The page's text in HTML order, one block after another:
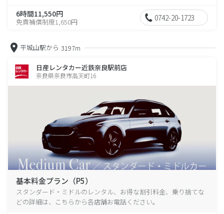
6時間11,550円
免責補償制度1,650円 0742-20-1723
平城山駅から 3197m
日産レンタカー近鉄奈良駅前店
奈良県奈良市高天町16
基本料金プラン（P5）
スタンダード・ミドルのレンタル、お得な割引料金、乗り捨てな
どの詳細は、こちらから各店舗お電話ください。